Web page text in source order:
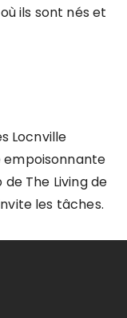
ils sont nés et
Locnville
empoisonnante
The Living de
les tâches.